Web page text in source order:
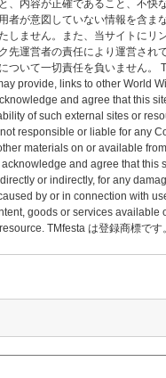
、内容が正確であること、不快
者が意図していない情報を含ま
しません。また、当サイトにリ
先運営者の責任により運営され
ついて一切責任を負いません。
provide, links to other World
and agree that this
of such external sites or
responsible or liable for any
materials on or available
and agree that this
or indirectly, for any
by or in connection with
goods or services available
TMfesta は登録商標です。